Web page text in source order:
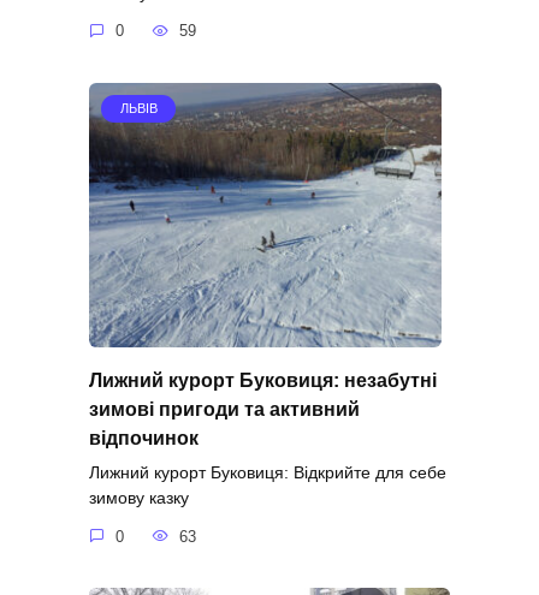
0 59
ЛЬВІВ
Лижний курорт Буковиця: незабутні
зимові пригоди та активний
відпочинок
Лижний курорт Буковиця: Відкрийте для себе
зимову казку
0 63